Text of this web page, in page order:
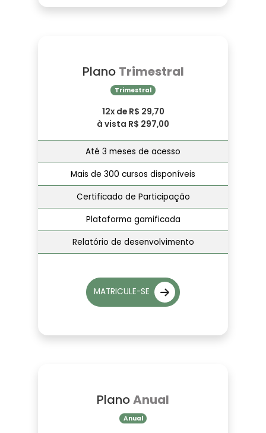
Plano Trimestral
Trimestral
12x de R$ 29,70
à vista R$ 297,00
Até 3 meses de acesso
Mais de 300 cursos disponíveis
Certificado de Participação
Plataforma gamificada
Relatório de desenvolvimento
MATRICULE-SE
PlanoAnual
Anual